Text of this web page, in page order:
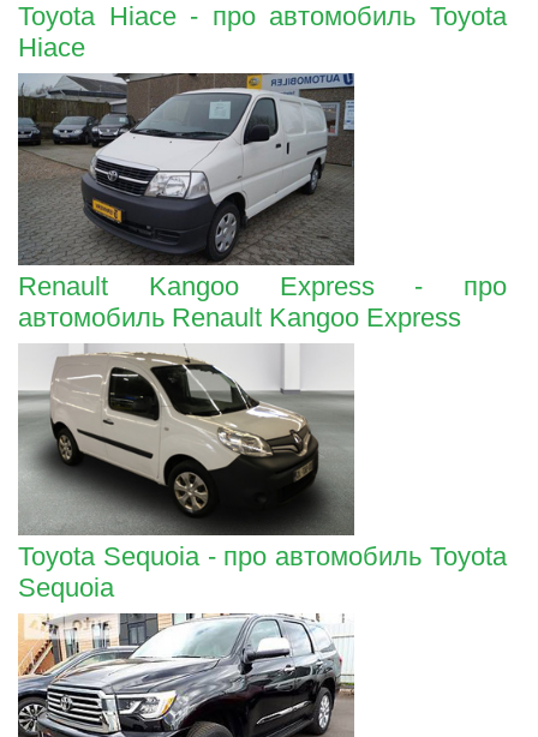
Toyota Hiace - про автомобиль Toyota
Hiace
Renault Kangoo Express - про
автомобиль Renault Kangoo Express
Toyota Sequoia - про автомобиль Toyota
Sequoia